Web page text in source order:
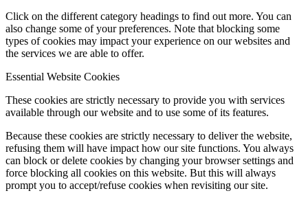
Click on the different category headings to find out more. You can
also change some of your preferences. Note that blocking some
types of cookies may impact your experience on our websites and
the services we are able to offer.
Essential Website Cookies
These cookies are strictly necessary to provide you with services
available through our website and to use some of its features.
Because these cookies are strictly necessary to deliver the website,
refusing them will have impact how our site functions. You always
can block or delete cookies by changing your browser settings and
force blocking all cookies on this website. But this will always
prompt you to accept/refuse cookies when revisiting our site.